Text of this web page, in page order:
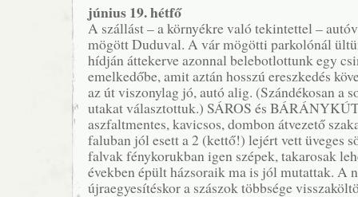
június 19. hétfő
A szállást – a környékre való tekintettel –
mögött Duduval. A vár mögötti parkolónál
hídján áttekerve azonnal belebotlottunk egy
emelkedőbe, amit aztán hosszú ereszkedés
az út viszonylag jó, autó alig. (Szándékosan a
utakat választottuk.) SÁROS és
aszfaltmentes, kavicsos, dombon átvezető
faluban jól esett a 2 (kettő!) lejért vett üveges
falvak fénykorukban igen szépek, takarosak
években épült házsoraik ma is jól mutattak. A
újraegyesítéskor a szászok többsége